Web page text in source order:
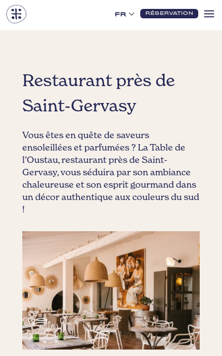
FR RÉSERVATION
Restaurant près de
Saint-Gervasy
Vous êtes en quête de saveurs
ensoleillées et parfumées ? La Table de
l’Oustau, restaurant près de Saint-
Gervasy, vous séduira par son ambiance
chaleureuse et son esprit gourmand dans
un décor authentique aux couleurs du sud
!